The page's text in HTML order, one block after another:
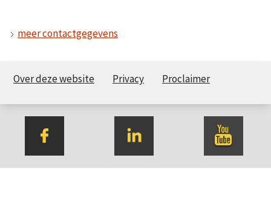
meer contactgegevens
Over deze website Privacy Proclaimer